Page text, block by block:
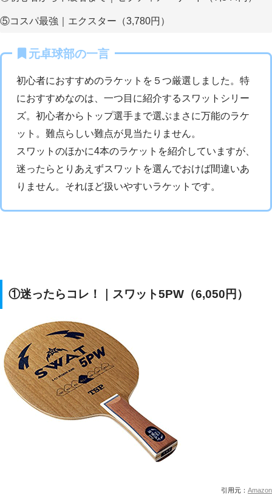
⑤コスパ最強｜エクスター（3,780円）
元卓球部の一言
初心者におすすめのラケットを５つ厳選しました。特
におすすめなのは、一つ目に紹介するスワットシリー
ズ。初心者からトップ選手まで選ぶまさに万能のラケ
ット。難点らしい難点が見当たりません。
スワットのほかに4本のラケットを紹介していますが、
迷ったらとりあえずスワットを選んでおけば間違いあ
りません。それほど扱いやすいラケットです。
①迷ったらコレ！｜スワット5PW（6,050円）
引用元： Amazon